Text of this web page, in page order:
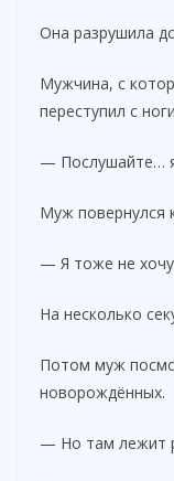
Она разрушила
Мужчина, с
переступил с
— Послушайте…
Муж повернулся
— Я тоже не
На несколько
Потом муж
новорождённых.
— Но там лежит